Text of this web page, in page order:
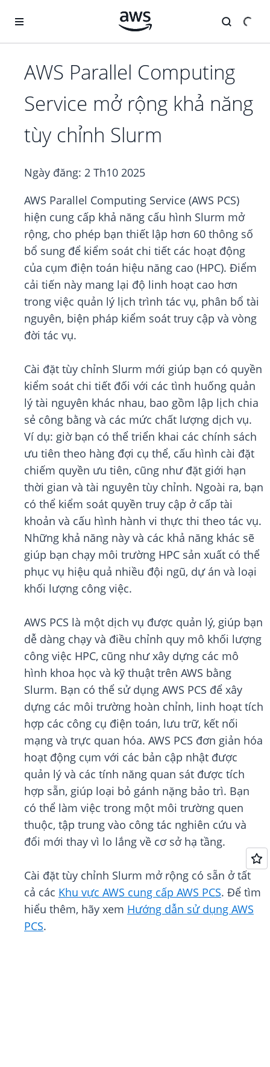
AWS Parallel Computing
Service mở rộng khả năng
tùy chỉnh Slurm
Ngày đăng: 2 Th10 2025
AWS Parallel Computing Service (AWS PCS)
hiện cung cấp khả năng cấu hình Slurm mở
rộng, cho phép bạn thiết lập hơn 60 thông số
bổ sung để kiểm soát chi tiết các hoạt động
của cụm điện toán hiệu năng cao (HPC). Điểm
cải tiến này mang lại độ linh hoạt cao hơn
trong việc quản lý lịch trình tác vụ, phân bổ tài
nguyên, biện pháp kiểm soát truy cập và vòng
đời tác vụ.
Cài đặt tùy chỉnh Slurm mới giúp bạn có quyền
kiểm soát chi tiết đối với các tình huống quản
lý tài nguyên khác nhau, bao gồm lập lịch chia
sẻ công bằng và các mức chất lượng dịch vụ.
Ví dụ: giờ bạn có thể triển khai các chính sách
ưu tiên theo hàng đợi cụ thể, cấu hình cài đặt
chiếm quyền ưu tiên, cũng như đặt giới hạn
thời gian và tài nguyên tùy chỉnh. Ngoài ra, bạn
có thể kiểm soát quyền truy cập ở cấp tài
khoản và cấu hình hành vi thực thi theo tác vụ.
Những khả năng này và các khả năng khác sẽ
giúp bạn chạy môi trường HPC sản xuất có thể
phục vụ hiệu quả nhiều đội ngũ, dự án và loại
khối lượng công việc.
AWS PCS là một dịch vụ được quản lý, giúp bạn
dễ dàng chạy và điều chỉnh quy mô khối lượng
công việc HPC, cũng như xây dựng các mô
hình khoa học và kỹ thuật trên AWS bằng
Slurm. Bạn có thể sử dụng AWS PCS để xây
dựng các môi trường hoàn chỉnh, linh hoạt tích
hợp các công cụ điện toán, lưu trữ, kết nối
mạng và trực quan hóa. AWS PCS đơn giản hóa
hoạt động cụm với các bản cập nhật được
quản lý và các tính năng quan sát được tích
hợp sẵn, giúp loại bỏ gánh nặng bảo trì. Bạn
có thể làm việc trong một môi trường quen
thuộc, tập trung vào công tác nghiên cứu và
đổi mới thay vì lo lắng về cơ sở hạ tầng.
Cài đặt tùy chỉnh Slurm mở rộng có sẵn ở tất
cả các Khu vực AWS cung cấp AWS PCS. Để tìm
hiểu thêm, hãy xem Hướng dẫn sử dụng AWS
PCS.